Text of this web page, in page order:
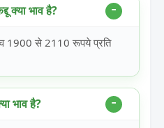
क्या भाव है?
1900 से 2110 रूपये प्रति
भाव है?